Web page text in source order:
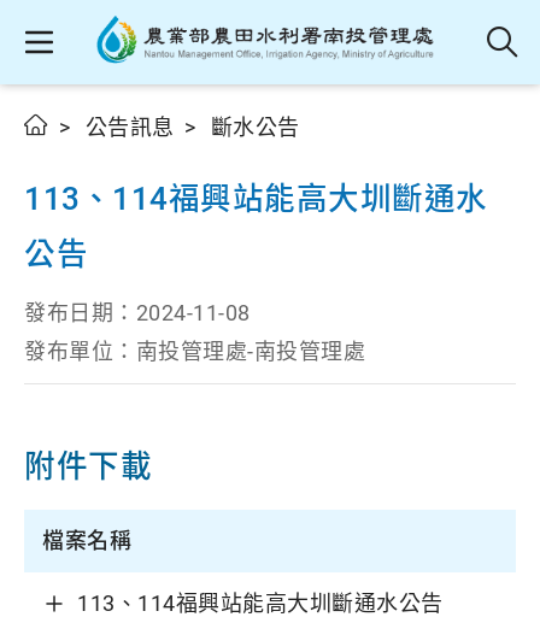
公告訊息 斷水公告
113、114福興站能高大圳斷通水
公告
發布日期： 2024-11-08
發布單位： 南投管理處-南投管理處
附件下載
檔案名稱
113、114福興站能高大圳斷通水公告